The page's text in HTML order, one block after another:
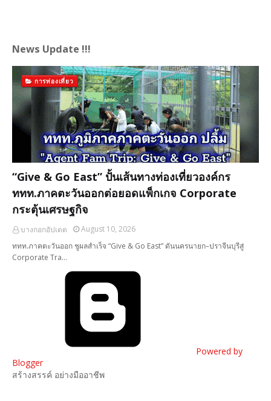
News Update !!!
การท่องเที่ยว
“Give & Go East” ปั้นเส้นทางท่องเที่ยวองค์กร
ททท.ภาคตะวันออกต่อยอดแพ็กเกจ Corporate
กระตุ้นเศรษฐกิจ
บางกอกอัปเดต
August 10, 2026
ททท.ภาคตะวันออก ชูผลสำเร็จ “Give & Go East” ดันนครนายก–ปราจีนบุรีสู่
Corporate Tra…
Powered by
Blogger
สร้างสรรค์ อย่างมืออาชีพ